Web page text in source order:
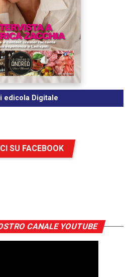
edicola Digitale
SU FACEBOOK
CANALE YOUTUBE